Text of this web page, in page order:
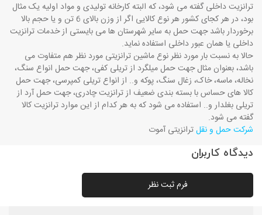
ترانزیت داخلی گفته می شود، که البته کارخانه تولیدی و مواد اولیه یک مثال
بود، در هر کجای کشور هر نوع کالایی اگر از وزن بالای 6 تن و یا حجم بالا
برخوردار باشد جهت حمل به سایر شهرستان ها می بایستی از خدمات ترانزیت
داخلی یا همان عبور داخلی استفاده نماید.
حالا به نسبت بار مورد نظر نوع ماشین ترانزیتی مورد نظر هم متفاوت می
باشد، بعنوان مثال جهت حمل میلگرد از تریلی کفی، جهت حمل انواع سنگ،
نخاله، ماسه، خاک، زغال سنگ، پوکه و.. از انواع تریلی کمپرسی، جهت حمل
کالا های حساس با بسته بندی ضعیف از ترانزیت چادری، جهت حمل آرد از
تریلی بغلدار و.. استفاده می شود که به هر کدام از این موارد ترانزیت کالا
گفته می شود.
شرکت حمل و نقلترانزیتی آموت
دیدگاه کاربران
فرم ثبت نظر